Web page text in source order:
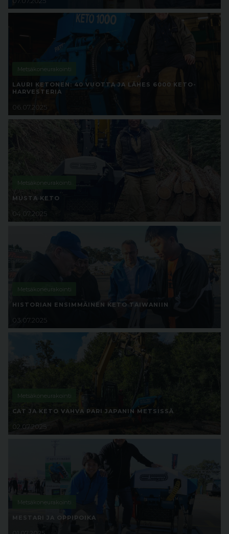
Metsäkoneurakointi
LAURI KETONEN: 40 VUOTTA JA LÄHES 6000 KETO-
HARVESTERIA
06.07.2025
Metsäkoneurakointi
MUSTA KETO
04.07.2025
Metsäkoneurakointi
HISTORIAN ENSIMMÄINEN KETO TAIWANIIN
03.07.2025
Metsäkoneurakointi
CAT JA KETO VAHVA PARI JAPANIN METSISSÄ
02.07.2025
Metsäkoneurakointi
MESTARI JA OPPIPOIKA